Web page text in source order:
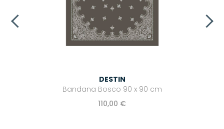
DESTIN
Bandana Bosco 90 x 90 cm
110,00 €